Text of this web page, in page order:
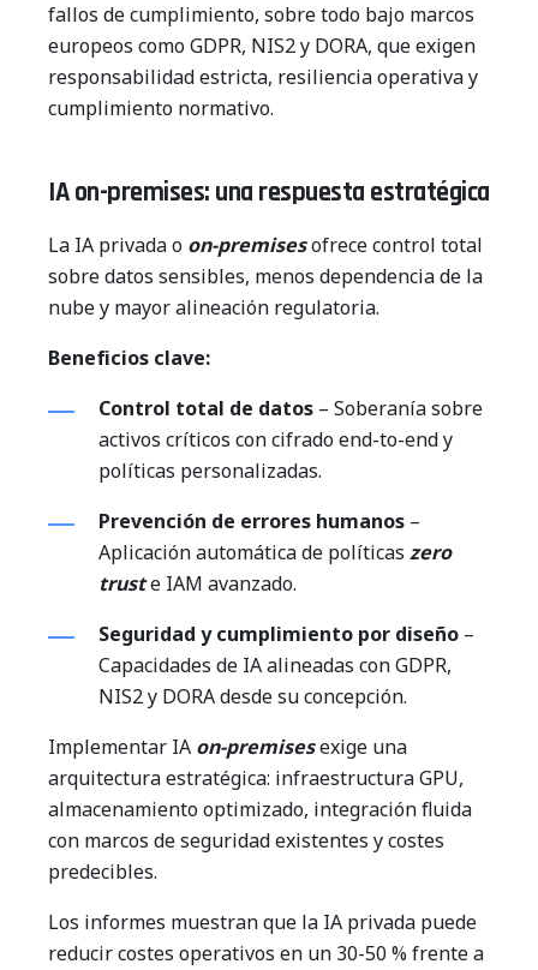
fallos de cumplimiento, sobre todo bajo marcos
europeos como GDPR, NIS2 y DORA, que exigen
responsabilidad estricta, resiliencia operativa y
cumplimiento normativo.
IA on-premises: una respuesta estratégica
La IA privada o on-premisesofrece control total
sobre datos sensibles, menos dependencia de la
nube y mayor alineación regulatoria.
Beneficios clave:
Control total de datos – Soberanía sobre
activos críticos con cifrado end-to-end y
políticas personalizadas.
Prevención de errores humanos –
Aplicación automática de políticas zero
truste IAM avanzado.
Seguridad y cumplimiento por diseño –
Capacidades de IA alineadas con GDPR,
NIS2 y DORA desde su concepción.
Implementar IA on-premisesexige una
arquitectura estratégica: infraestructura GPU,
almacenamiento optimizado, integración fluida
con marcos de seguridad existentes y costes
predecibles.
Los informes muestran que la IA privada puede
reducir costes operativos en un 30-50 % frente a